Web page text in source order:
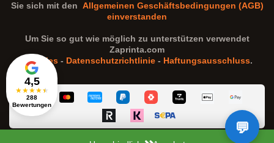
4,5
★★★★★
288
Bewertungen
Sie sich mit den Allgemeinen Geschäftsbedingungen (AGB)
einverstanden
Um Sie so gut wie möglich zu unterstützen verwendet
Zaprinta.com
Cookies - Datenschutzrichtlinie - Haftungsausschluss.